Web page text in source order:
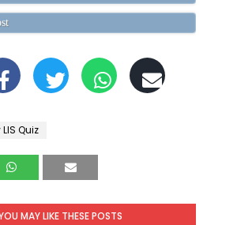
Quiz
MAY LIKE THESE POSTS